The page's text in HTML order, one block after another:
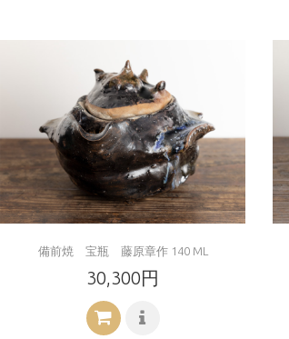
備前焼 宝瓶 藤原章作 140 ML
30,300円